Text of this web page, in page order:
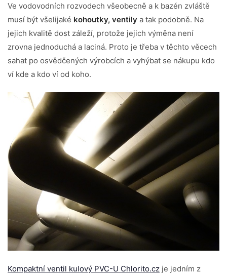
Ve vodovodních rozvodech všeobecně a k bazén zvláště
musí být všelijaké kohoutky, ventily a tak podobně. Na
jejich kvalitě dost záleží, protože jejich výměna není
zrovna jednoduchá a laciná. Proto je třeba v těchto věcech
sahat po osvědčených výrobcích a vyhýbat se nákupu kdo
ví kde a kdo ví od koho.
Kompaktní ventil kulový PVC-U Chlorito.cz je jedním z